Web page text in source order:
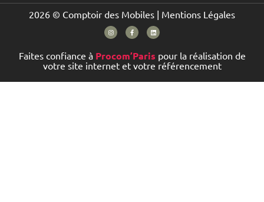
2026 © Comptoir des Mobiles | Mentions Légales
Faites confiance à Procom’Paris pour la réalisation de
votre site internet et votre référencement